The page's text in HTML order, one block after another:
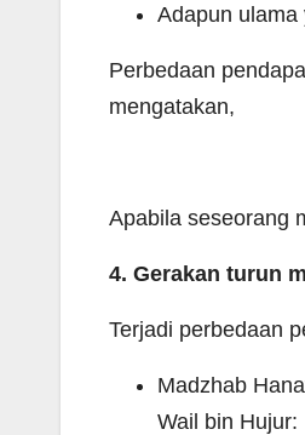
Adapun ulama
Perbedaan
mengatakan,
Apabila seseorang
4. Gerakan turun
Terjadi perbedaan
Madzhab
Wail bin Hujur: